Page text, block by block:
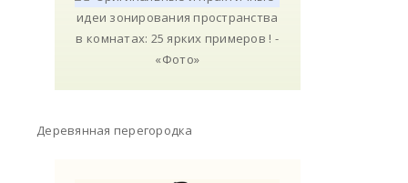
Деревянная перегородка